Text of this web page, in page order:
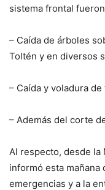
sistema frontal
– Caída de árboles
Toltén y en diversos
– Caída y voladura
– Además del corte
Al respecto, desde
informó esta mañana
emergencias y a la